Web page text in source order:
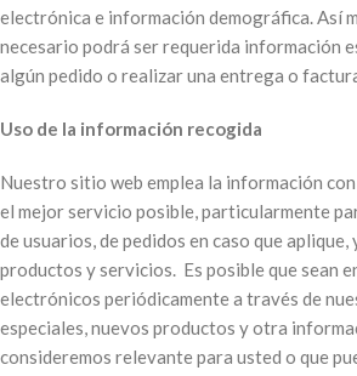
electrónica e información demográfica. Así
necesario podrá ser requerida información
algún pedido o realizar una entrega o
Uso de la información recogida
Nuestro sitio web emplea la información
el mejor servicio posible, particularmente
de usuarios, de pedidos en caso que
productos y servicios. Es posible que sean
electrónicos periódicamente a través de
especiales, nuevos productos y otra
consideremos relevante para usted o que